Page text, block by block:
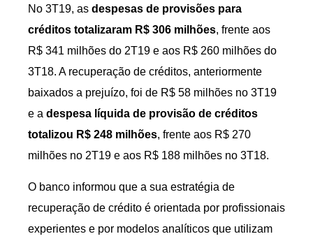
No 3T19, as despesas de provisões para
créditos totalizaram R$ 306 milhões, frente aos
R$ 341 milhões do 2T19 e aos R$ 260 milhões do
3T18. A recuperação de créditos, anteriormente
baixados a prejuízo, foi de R$ 58 milhões no 3T19
e a despesa líquida de provisão de créditos
totalizou R$ 248 milhões, frente aos R$ 270
milhões no 2T19 e aos R$ 188 milhões no 3T18.
O banco informou que a sua estratégia de
recuperação de crédito é orientada por profissionais
experientes e por modelos analíticos que utilizam